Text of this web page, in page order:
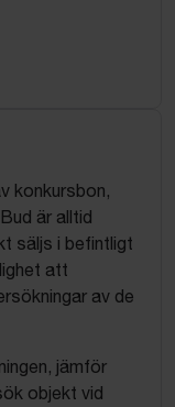
konkursbon,
är alltid
säljs i befintligt
att
av de
jämför
objekt vid